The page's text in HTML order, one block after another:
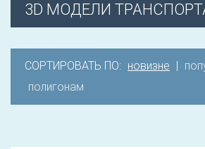
3D МОДЕЛИ
СОРТИРОВАТЬ ПО: новизне |
полигонам